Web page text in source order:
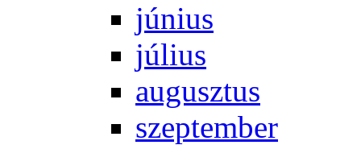
jú­ni­us
jú­li­us
au­gusz­tus
szep­tem­ber